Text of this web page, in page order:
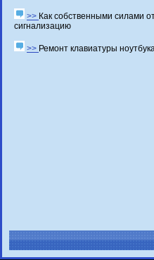
>> Как собственными силами
сигнализацию
>> Ремонт клавиатуры